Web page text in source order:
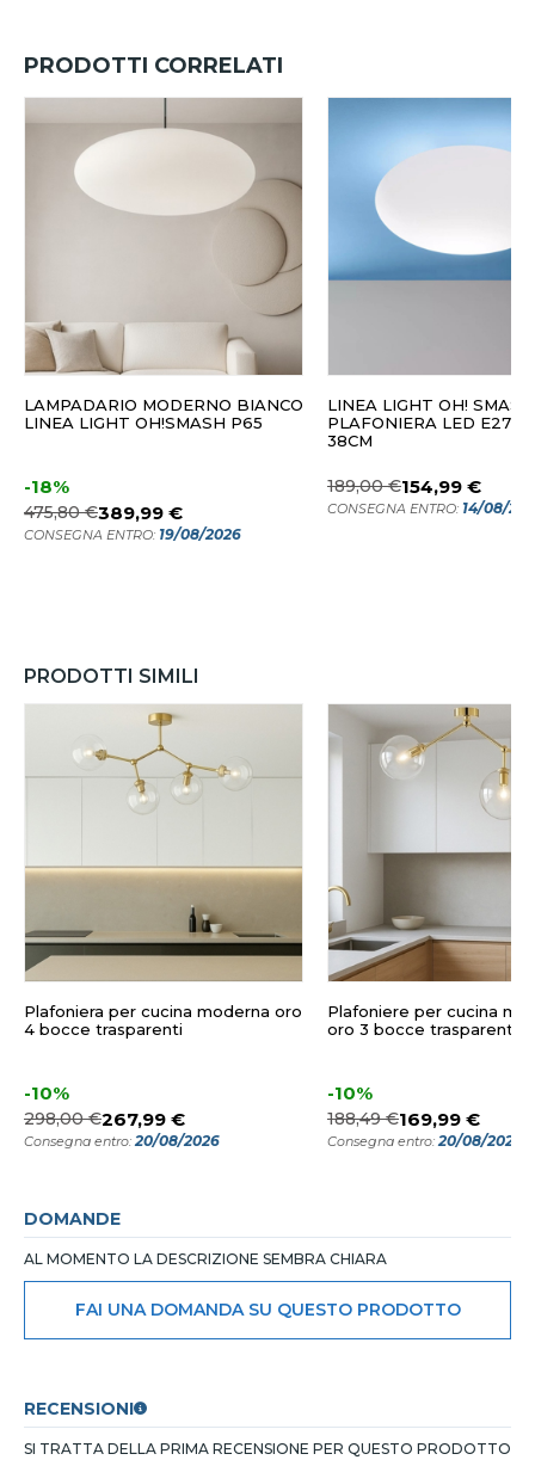
PRODOTTI CORRELATI
LAMPADARIO MODERNO BIANCO
LINEA LIGHT OH!SMASH P65
-18%
475,80 €389,99 €
CONSEGNA ENTRO: 19/08/2026
LINEA LIGHT OH! SMASH
PLAFONIERA LED E27
38CM
189,00 €154,99 €
CONSEGNA ENTRO: 14/08/
PRODOTTI SIMILI
Plafoniera per cucina moderna oro
4 bocce trasparenti
-10%
298,00 €267,99 €
Consegna entro:20/08/2026
Plafoniere per cucina
oro 3 bocce trasparenti
-10%
188,49 €169,99 €
Consegna entro:20/08/2026
DOMANDE
AL MOMENTO LA DESCRIZIONE SEMBRA CHIARA
FAI UNA DOMANDA SU QUESTO PRODOTTO
RECENSIONI
SI TRATTA DELLA PRIMA RECENSIONE PER QUESTO PRODOTTO